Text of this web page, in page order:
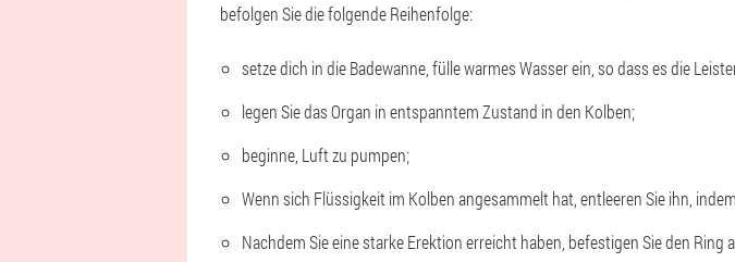
befolgen Sie die folgende Reihenfolge:
setze dich in die Badewanne, fülle warmes Wasser ein, so dass es die
legen Sie das Organ in entspanntem Zustand in den Kolben;
beginne, Luft zu pumpen;
Wenn sich Flüssigkeit im Kolben angesammelt hat, entleeren Sie ihn,
Nachdem Sie eine starke Erektion erreicht haben, befestigen Sie den Ring